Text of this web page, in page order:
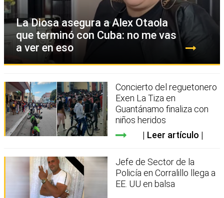
La Diosa asegura a Alex Otaola
que terminó con Cuba: no me vas
a ver en eso
Concierto del reguetonero
Exen La Tiza en
Guantánamo finaliza con
niños heridos
Leer artículo
Jefe de Sector de la
Policía en Corralillo llega a
EE. UU en balsa